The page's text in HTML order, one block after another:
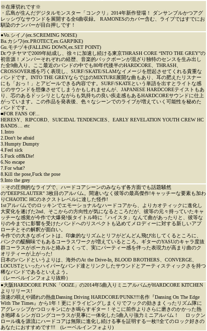
※在庫切れです※
・広島が生んだデジタルモンスター「コンクリ」2014年新作登場！ ダンサンブルかつアグ
レッシヴなサウンドを展開する全6曲収録。 RAMONESのカバー含む、ライブではすでにお
馴染のナンバーが目白押しです！
●Vo.シイノ(ex.SCREMING NOISE)
Ba.カシワ(ex.PROTECT,ex.GARPIKE)
Gu.モチヅキ(FALLING DOWN,ex.SET POINT)
Dr.ウチヤマで2009年結成し、徐々に加速し続ける東京THRASH CORE “INTO THE GREY”の
初音源！メンバーそれぞれの経歴、音楽的バックボーンが混ざり独特のセンスを生み出し
た全9曲入り。ここ最近のバンドの中でも80年代後半のHARDCORE、THRASH、
CROSSOVER感を巧く表現し、SURF/SKATE/SLAMなイメージを想起させてくれる貴重な
バンドです。INTO THE GREYならではのMIXTURE展開な曲もあり、耳の肥えたリスナー
にも「おっ！」とアピールできる内容です。SURF/SKATEという単語を出すとライトな感
じのサウンドを想像させてしまうかもしれませんが、JAPANESE HARDCOREテイストもあ
り、芯のあるドッシリとしながらも気持ちの良い疾走感もあるHARDCOREサウンドに仕上
がっています。この作品を発表後、色々なシーンでのライブが増えていく可能性を秘めた
バンドです。
■FOR FANS OF...
HERESY、RIPCORD、SUICIDAL TENDENCIES、EARLY REVELATION YOUTH CREW HC
BANDS… etc
1.Intro
2.Don't be afraid
3.Humpty Dumpty
4.Feel sick
5.Fuck off&Die!
6.No escape
7.For what?
8.Kill the pose,Fuck the pose
9.Into the grey
・その圧倒的なライブで、ハードコアシーンのみならず各方面でも話題騒然
の"DEEPSLAUTER" 3枚目のアルバム。間違いなく彼等の最高傑作!キャッチーな要素も加わ
りCHAOTIC HCのネクストレベルに達した怪作!
1stアルバムでのロッキンでエモーショナルなハードコアから、よりカオティックに進化し
大変化を遂げた2nd、そこからの方向性が気になるところだが、彼等の元々持っていたキャ
ッチーな感覚が今作で大爆発!仮タイトル時に「ハイスタ」なんて曲があったりと、彼等な
りの今までに影響を受けたバンドへのリスペクトも込めてメロディーに対する新しいアプ
ローチとその解釈が面白い。
今作での大きなポイントは、印象的なリズムとリフがどんどん飛び出してくるところに、
パンクの醍醐味でもあるコーラスワークが増えているところ。ギターのYASUのキャラ度抜
群コーラスがボーカルと絡みまくって、実にパーティー感を伴った表現力が高まり曲のク
オリティーが上がった!
日本のバンドというよりは、海外のAt the Drive-In, BLOOD BROTHERS、CONVERGE、
LOCUSTといったハイパーなバンド達とリンクしたサウンドとアーティスティックさを持つ
稀なバンドであるといえよう。
（レーベルインフォより抜粋）
●大阪HARDCORE PUNK「OOZE」の2014年5曲入りミニアルバムがHARDCORE KITCHEN
よりリリース!
浪速の唄えや踊れの熱血Dansing Driving HARDCORE/PUNK!!!!名作『Dansing On The Edge
With The Times』から1年！更にドライビングしまくりでフックの効きまくったリズム隊に
アグレッシブかつロッキンにかき鳴らすギター！そこに前作よりさらに磨きのかかった熱
き咆哮＆シンガロングコーラスが見事に一体化した5曲入り強力ミニアルバム！ ロックン
ロール魂を源流にハードコアは無限に進化し続ける事を証明する一枚!!全てのロック好きの
あなたにおすすめです!!! (レーベルインフォより)